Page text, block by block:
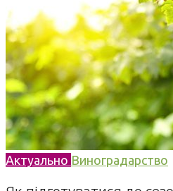
Актуально Виноградарство